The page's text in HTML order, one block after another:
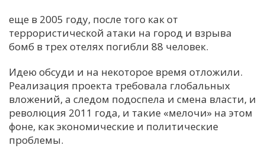
Е
И
К
С
Т
еще в 2005 году, после того как от
террористической атаки на город и взрыва
бомб в трех отелях погибли 88 человек.
Идею обсуди и на некоторое время отложили.
Реализация проекта требовала глобальных
вложений, а следом подоспела и смена власти, и
революция 2011 года, и такие «мелочи» на этом
фоне, как экономические и политические
проблемы.